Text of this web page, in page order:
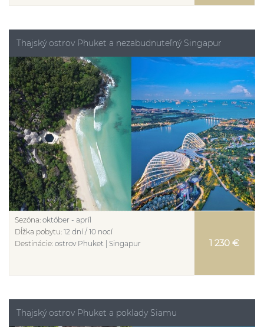
Thajský ostrov Phuket a nezabudnuteľný Singapur
Sezóna: október - apríl
Dĺžka pobytu: 12 dní / 10 nocí
Destinácie: ostrov Phuket | Singapur 1 230 €
Thajský ostrov Phuket a poklady Siamu